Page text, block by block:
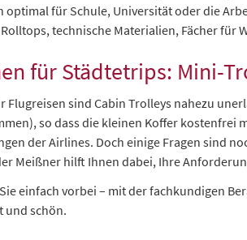
optimal für Schule, Universität oder die
technische Materialien, Fächer für
für Städtetrips: Mini-
Flugreisen sind Cabin Trolleys nahezu
so dass die kleinen Koffer kostenfrei
der Airlines. Doch einige Fragen sind
Meißner hilft Ihnen dabei, Ihre
einfach vorbei – mit der fachkundigen
und schön.